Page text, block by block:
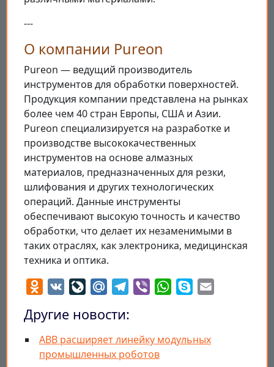
---
О компании Pureon
Pureon — ведущий производитель
инструментов для обработки поверхностей.
Продукция компании представлена на рынках
более чем 40 стран Европы, США и Азии.
Pureon специализируется на разработке и
производстве высококачественных
инструментов на основе алмазных
материалов, предназначенных для резки,
шлифования и других технологических
операций. Данные инструменты
обеспечивают высокую точность и качество
обработки, что делает их незаменимыми в
таких отраслях, как электроника, медицинская
техника и оптика.
Odnoklassniki
VK LiveJournal
Mail.RuTelegram
Viber WhatsApp
Skype
Другие новости:
ABB расширяет линейку модульных
промышленных роботов